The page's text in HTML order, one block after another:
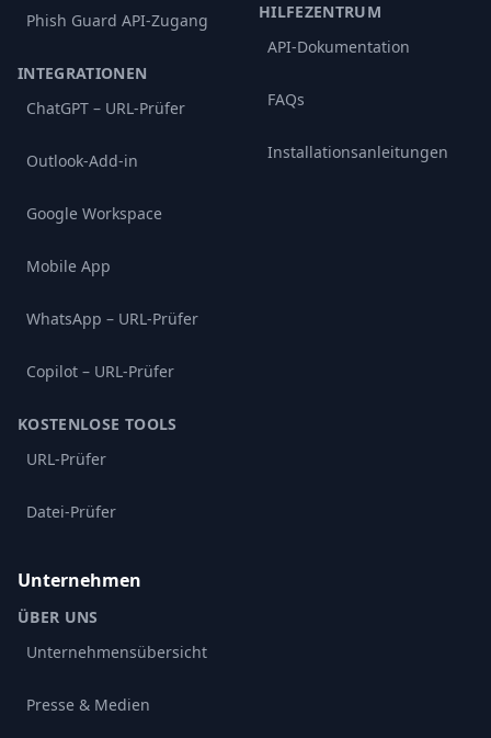
Phish Guard API-Zugang
INTEGRATIONEN
ChatGPT – URL-Prüfer
Outlook-Add-in
Google Workspace
Mobile App
WhatsApp – URL-Prüfer
Copilot – URL-Prüfer
KOSTENLOSE TOOLS
URL-Prüfer
Datei-Prüfer
HILFEZENTRUM
API-Dokumentation
FAQs
Installationsanleitungen
Unternehmen
ÜBER UNS
Unternehmensübersicht
Presse & Medien